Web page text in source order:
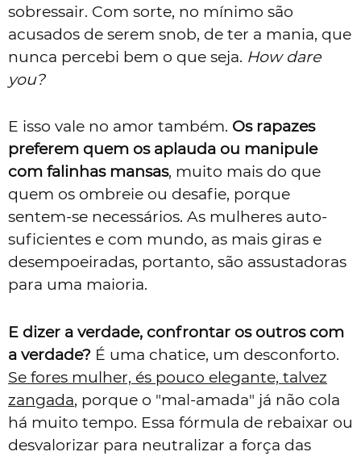
sobressair. Com sorte, no mínimo são
acusados de serem snob, de ter a mania, que
nunca percebi bem o que seja. How dare
you?
E isso vale no amor também. Os rapazes
preferem quem os aplauda ou manipule
com falinhas mansas, muito mais do que
quem os ombreie ou desafie, porque
sentem-se necessários. As mulheres auto-
suficientes e com mundo, as mais giras e
desempoeiradas, portanto, são assustadoras
para uma maioria.
E dizer a verdade, confrontar os outros com
a verdade? É uma chatice, um desconforto.
Se fores mulher, és pouco elegante, talvez
zangada, porque o "mal-amada" já não cola
há muito tempo. Essa fórmula de rebaixar ou
desvalorizar para neutralizar a força das